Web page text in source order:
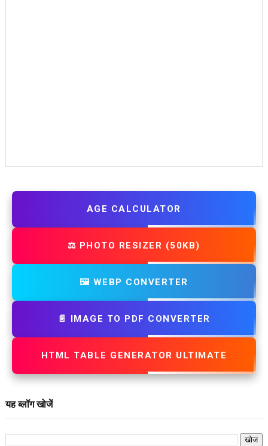
AGE CALCULATOR
⚖️ PHOTO RESIZER (50KB)
🖼️ WEBP CONVERTER
📄 IMAGE TO PDF CONVERTER
HTML TABLE GENERATOR ULTIMATE
यह ब्लॉग खोजें